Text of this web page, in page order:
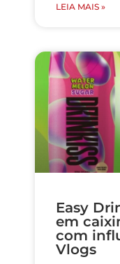
LEIA MAIS »
Easy
em
com
Vlogs